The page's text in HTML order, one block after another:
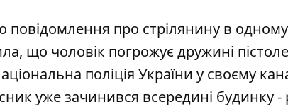
повідомлення про стрілянину в
що чоловік погрожує дружині
поліція України у своєму
уже зачинився всередині будинку -